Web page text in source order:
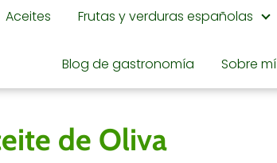
Aceites Frutas y verduras españolas
Blog de gastronomía Sobre mí
de Oliva